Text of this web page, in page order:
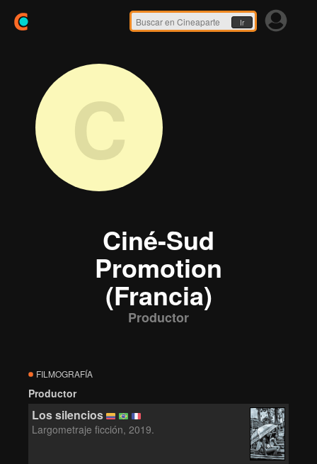
Ir
C
Ciné-Sud
Promotion
(Francia)
Productor
FILMOGRAFÍA
Productor
Los silencios
Largometraje ficción, 2019.